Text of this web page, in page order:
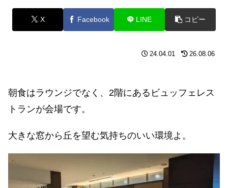
X Facebook LINE コピー
24.04.01 26.08.06
朝食はラウンジでなく、2階にあるビュッフェレス
トランが会場です。
大きな窓から丘を望む気持ちのいい環境よ。